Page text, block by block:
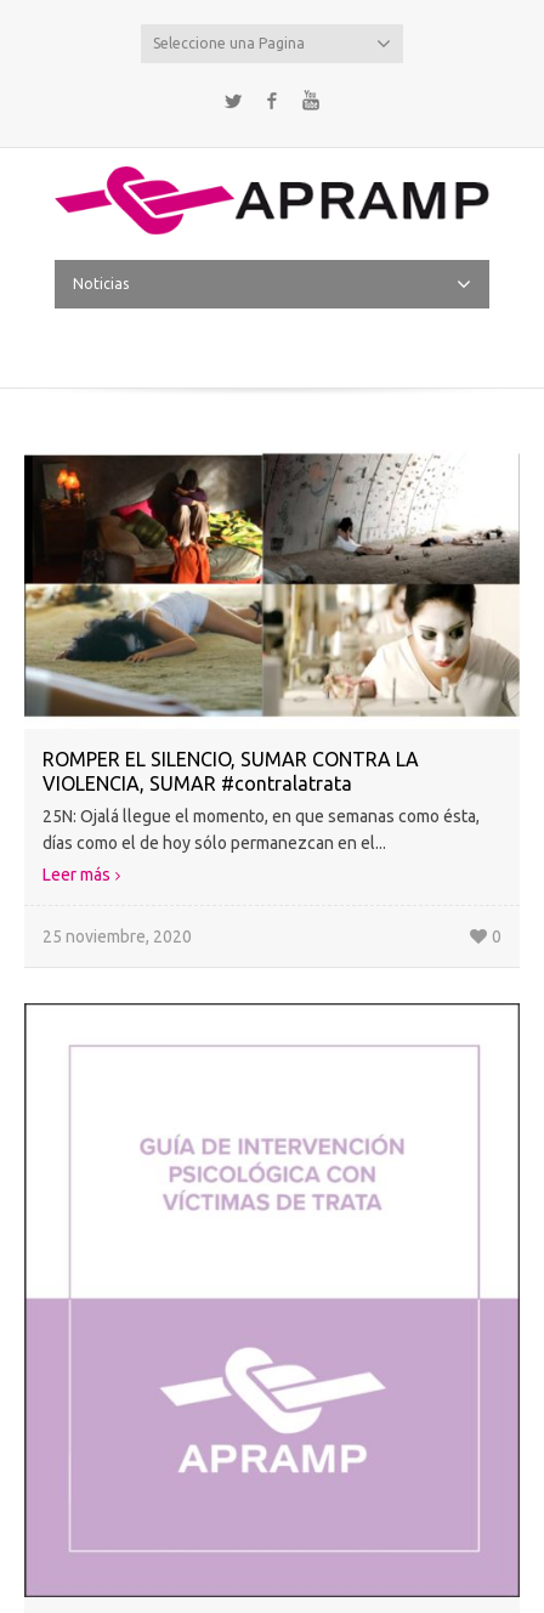
Seleccione una Pagina
Twitter Facebook
Noticias
ROMPER EL SILENCIO, SUMAR CONTRA LA
VIOLENCIA, SUMAR #contralatrata
25N: Ojalá llegue el momento, en que semanas como ésta,
días como el de hoy sólo permanezcan en el...
Leer más
25 noviembre, 2020 0